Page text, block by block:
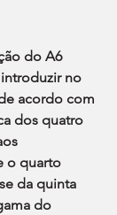
do A6
no
acordo com
dos quatro
o quarto
da quinta
do